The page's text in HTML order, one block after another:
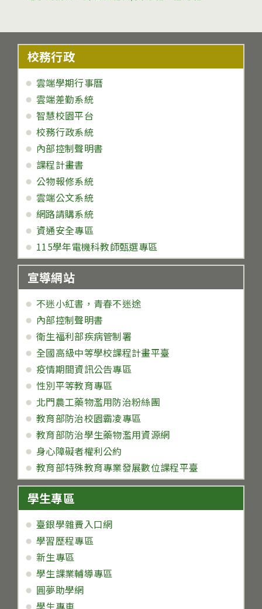
校務行政
雲端學期行事曆
雲端差勤系統
智慧校園平台
校務行政系統
內部控制聲明書
課程計畫書
公物報修系統
雲端公文系統
網路請購系統
資通安全專區
115學年電機科教師甄選專區
宣導網站
不迷小紅書，青春不迷途
內部控制聲明書
衛生福利部疾病管制署
全國高級中等學校課程計畫平臺
疫情期間資訊公告專區
性別平等教育專區
北門農工藥物濫用防治粉絲團
教育部防治校園霸凌專區
教育部防治學生藥物濫用資源網
身心障礙者權利公約
教育部特殊教育專業發展數位課程平臺
學生專區
臺銀學雜費入口網
學習歷程專區
新生專區
學生課業輔導專區
圓夢助學網
學生專車